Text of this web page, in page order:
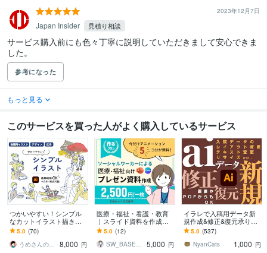
2023年12月7日
Japan Insider 見積り相談
サービス購入前にも色々丁寧に説明していただきまして安心できま
した。
参考になった
もっと見る
このサービスを買った人がよく購入しているサービス
つかいやすい！シンプル
なカットイラスト描きま
す Ai形式の動かせるイラ
ストでモーショングラフ
ィックスなどにも
5.0 (70)
うめさんのイラストや
8,000 円
医療・福祉・看護・教育
｜スライド資料を作成し
ます ソーシャルワーカー
がパワポ・Canvaの伝わ
る資料作ります
5.0 (12)
SW_BASETAG
5,000 円
イラレで入稿用データ新
規作成&修正&復元承りま
す 入稿用aiデータ新規作
成、修正、復元（pdfや画
像からも可）
5.0 (537)
NyanCats
1,000 円